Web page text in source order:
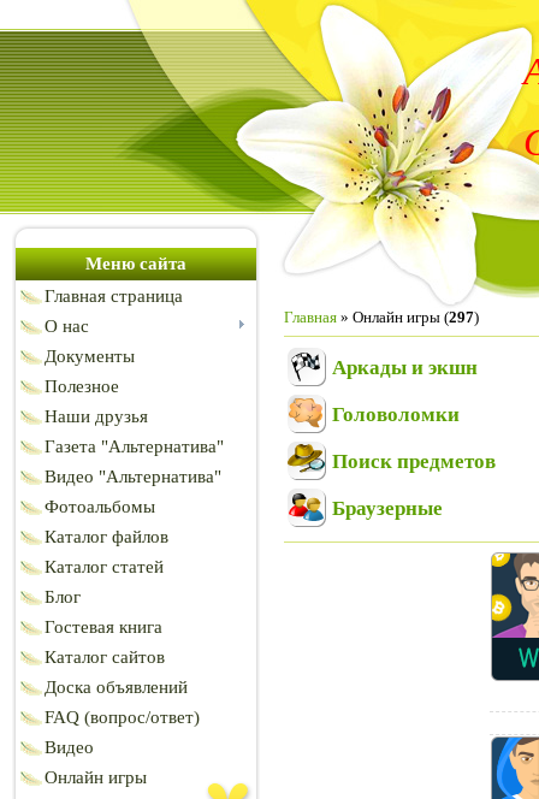
Меню сайта
Главная страница
О нас
Документы
Полезное
Наши друзья
Газета "Альтернатива"
Видео "Альтернатива"
Фотоальбомы
Каталог файлов
Каталог статей
Блог
Гостевая книга
Каталог сайтов
Доска объявлений
FAQ (вопрос/ответ)
Видео
Онлайн игры
Главная » Онлайн игры (297)
Аркады и экшн
Головоломки
Поиск предметов
Браузерные